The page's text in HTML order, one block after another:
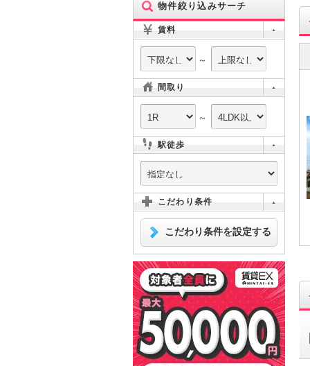
物件絞り込みサーチ
賃料
～
間取り
～
駅徒歩
こだわり条件
こだわり条件を設定する